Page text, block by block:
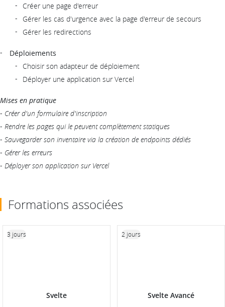
Créer une page d'erreur
Gérer les cas d'urgence avec la page d'erreur de secours
Gérer les redirections
Déploiements
Choisir son adapteur de déploiement
Déployer une application sur Vercel
Mises en pratique
- Créer d'un formulaire d'inscription
- Rendre les pages qui le peuvent complètement statiques
- Sauvegarder son inventaire via la création de endpoints dédiés
- Gérer les erreurs
- Déployer son application sur Vercel
Formations associées
Svelte
3 jours
Svelte Avancé
2 jours